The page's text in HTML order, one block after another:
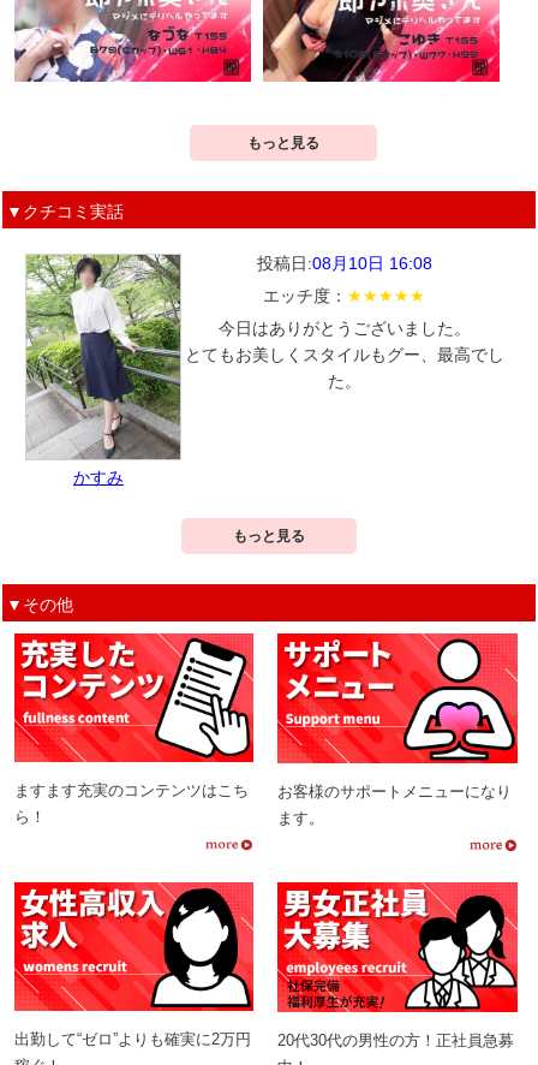
もっと見る
▼クチコミ実話
かすみ
投稿日:08月10日 16:08
エッチ度： ★★★★★
今日はありがとうございました。
とてもお美しくスタイルもグー、最高でし
た。
もっと見る
▼その他
ますます充実のコンテンツはこち
ら！
お客様のサポートメニューになり
ます。
出勤して“ゼロ”よりも確実に2万円
20代30代の男性の方！正社員急募